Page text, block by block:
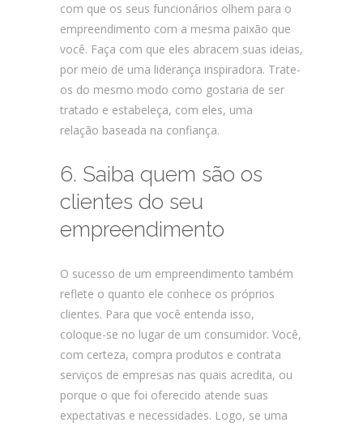
com que os seus funcionários olhem para o
empreendimento com a mesma paixão que
você. Faça com que eles abracem suas ideias,
por meio de uma liderança inspiradora. Trate-
os do mesmo modo como gostaria de ser
tratado e estabeleça, com eles, uma
relação baseada na confiança.
6. Saiba quem são os
clientes do seu
empreendimento
O sucesso de um empreendimento também
reflete o quanto ele conhece os próprios
clientes. Para que você entenda isso,
coloque-se no lugar de um consumidor. Você,
com certeza, compra produtos e contrata
serviços de empresas nas quais acredita, ou
porque o que foi oferecido atende suas
expectativas e necessidades. Logo, se uma